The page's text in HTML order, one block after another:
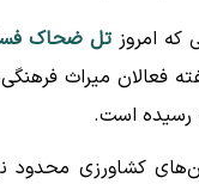
که امروزتل ضحاک
فعالان میراث
رسیده است.
کشاورزی محدود